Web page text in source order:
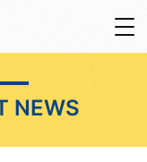
NEWS